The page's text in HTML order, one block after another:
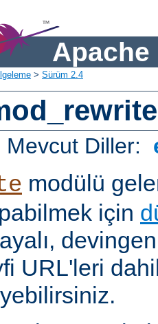
Apache
> Sürüm 2.4
Mevcut Diller:
modülü
için
URL'leri